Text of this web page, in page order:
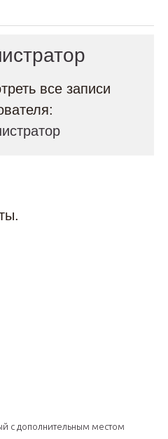
все записи
с дополнительным местом